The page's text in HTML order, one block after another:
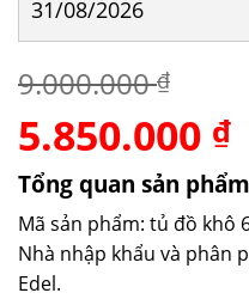
31/08/2026
9.000.000₫
Giá
gốc
là:
9.000.000 ₫.
5.850.000 ₫
tại
Tổng quan sản phẩm
Mã sản phẩm: tủ đồ khô
Nhà nhập khẩu và phân
Edel.